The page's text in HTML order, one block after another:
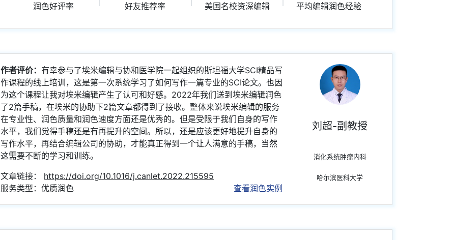
润色好评率 好友推荐率 美国名校资深编辑 平均编辑润色经验
作者评价： 有幸参与了埃米编辑与协和医学院一起组织的斯坦福大学SCI精品写
作课程的线上培训，这是第一次系统学习了如何写作一篇专业的SCI论文。也因
为这个课程让我对埃米编辑产生了认可和好感。2022年我们送到埃米编辑润色
了2篇手稿，在埃米的协助下2篇文章都得到了接收。整体来说埃米编辑的服务
在专业性、润色质量和润色速度方面还是优秀的。但是受限于我们自身的写作
水平，我们觉得手稿还是有再提升的空间。所以，还是应该更好地提升自身的
写作水平，再结合编辑公司的协助，才能真正得到一个让人满意的手稿，当然
这需要不断的学习和训练。
文章链接： https://doi.org/10.1016/j.canlet.2022.215595
服务类型：优质润色
查看润色实例
刘超-副教授
消化系统肿瘤内科
哈尔滨医科大学